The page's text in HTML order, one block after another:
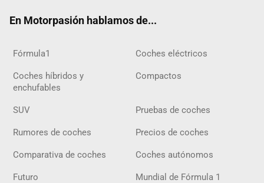
En Motorpasión hablamos de...
Fórmula1 Coches eléctricos
Coches híbridos y
enchufables
Compactos
SUV Pruebas de coches
Rumores de coches Precios de coches
Comparativa de coches Coches autónomos
Futuro Mundial de Fórmula 1